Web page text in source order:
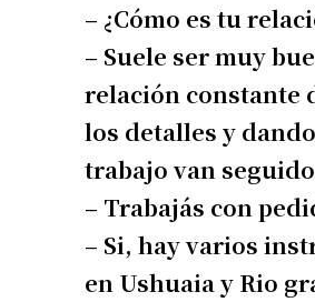
– ¿Cómo es tu
– Suele ser muy
relación constante
los detalles y
trabajo van
– Trabajás con
– Si, hay varios
en Ushuaia y Rio